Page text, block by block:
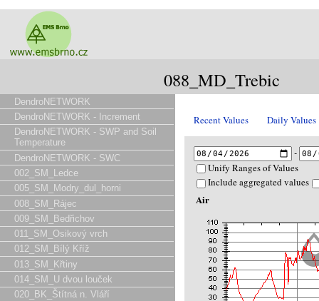
088_MD_Trebic
DendroNETWORK
DendroNETWORK - Increment
DendroNETWORK - SWP and Soil
Temperature
DendroNETWORK - SWC
002_SM_Ledce
005_SM_Modry_dul_horni
008_SM_Rájec
009_SM_Bedřichov
011_SM_Osikový vrch
012_SM_Bílý Kříž
013_SM_Křtiny
014_SM_U dvou louček
020_BK_Štítná n. Vláří
Recent Values Daily Values
-
Unify Ranges of Values
Include aggregated values
Air